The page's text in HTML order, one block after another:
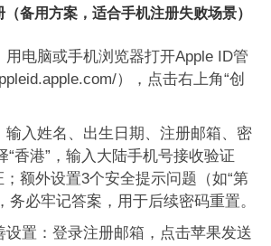
备用方案，适合手机注册失败场景）
用电脑或手机浏览器打开Apple ID管
），点击右上角“创
输入姓名、出生日期、注册邮箱、密
“香港”，输入大陆手机号接收验证
额外设置3个安全提示问题（如“第
务必牢记答案，用于后续密码重置。
设置：登录注册邮箱，点击苹果发送